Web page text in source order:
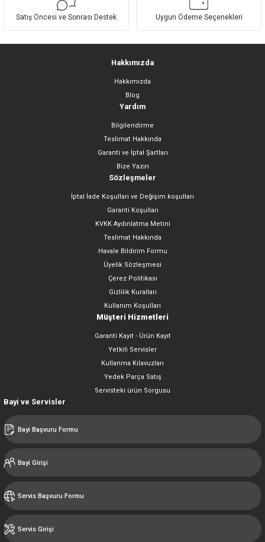
Bu ürüne benzer farklı alternatifler olmalı.
Gönder
Satış Öncesi ve Sonrası Destek Uygun Ödeme Seçenekleri
Hakkımızda
Hakkımızda
Blog
Yardım
Bilgilendirme
Teslimat Hakkında
Garanti ve İptal Şartları
Bize Yazın
Sözleşmeler
İptal İade Koşulları ve Değişim koşulları
Garanti Koşulları
KVKK Aydınlatma Metini
Teslimat Hakkında
Havale Bildirim Formu
Üyelik Sözleşmesi
Çerez Politikası
Gizlilik Kuralları
Kullanım Koşulları
Müşteri Hizmetleri
Garanti Kayıt - Ürün Kayıt
Yetkili Servisler
Kullanma Kılavuzları
Yedek Parça Satış
Servisteki ürün Sorgusu
Bayi ve Servisler
Bayi Başvuru Formu
Bayi Girişi
Servis Başvuru Formu
Servis Girişi